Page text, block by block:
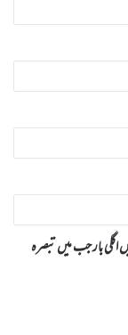
بار جب میں تبصرہ